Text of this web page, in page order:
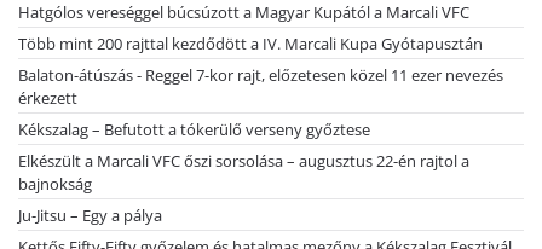
Hatgólos vereséggel búcsúzott a Magyar Kupától a Marcali VFC
Több mint 200 rajttal kezdődött a IV. Marcali Kupa Gyótapusztán
Balaton-átúszás - Reggel 7-kor rajt, előzetesen közel 11 ezer nevezés
érkezett
Kékszalag – Befutott a tókerülő verseny győztese
Elkészült a Marcali VFC őszi sorsolása – augusztus 22-én rajtol a
bajnokság
Ju-Jitsu – Egy a pálya